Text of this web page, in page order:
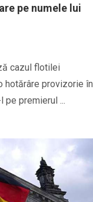
pe numele lui
cazul flotilei
hotărâre provizorie în
pe premierul ...